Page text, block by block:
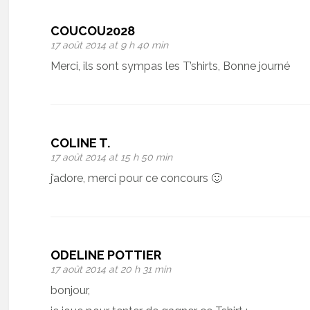
COUCOU2028
17 août 2014 at 9 h 40 min
Merci, ils sont sympas les T’shirts, Bonne journé
COLINE T.
17 août 2014 at 15 h 50 min
j’adore, merci pour ce concours 🙂
ODELINE POTTIER
17 août 2014 at 20 h 31 min
bonjour,